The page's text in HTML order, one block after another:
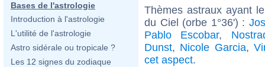
Bases de l'astrologie
Introduction à l'astrologie
L'utilité de l'astrologie
Astro sidérale ou tropicale ?
Les 12 signes du zodiaque
Thèmes astraux ayant
du Ciel (orbe 1°36') :
Pablo Escobar,
Dunst, Nicole Garcia,
cet aspect.